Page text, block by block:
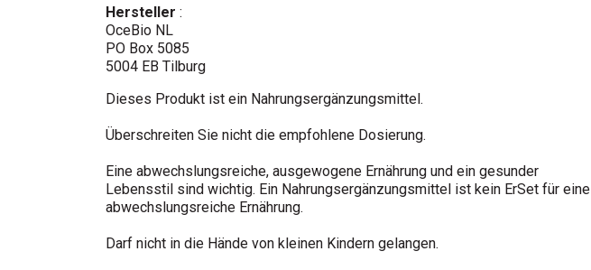
Hersteller :
OceBio NL
PO Box 5085
5004 EB Tilburg
Dieses Produkt ist ein Nahrungsergänzungsmittel.
Überschreiten Sie nicht die empfohlene Dosierung.
Eine abwechslungsreiche, ausgewogene Ernährung und ein gesunder
Lebensstil sind wichtig. Ein Nahrungsergänzungsmittel ist kein ErSet für eine
abwechslungsreiche Ernährung.
Darf nicht in die Hände von kleinen Kindern gelangen.